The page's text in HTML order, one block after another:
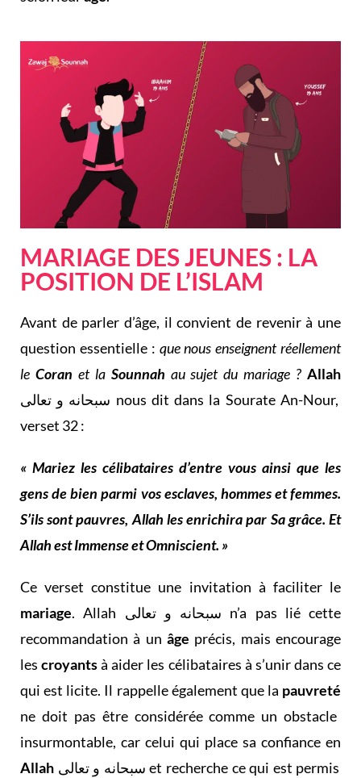
MARIAGE DES JEUNES : LA
POSITION DE L’ISLAM
Avant de parler d’âge, il convient de revenir à une
question essentielle : que nous enseignent réellement
le Coran et la Sounnah au sujet du mariage ? Allah
سبحانه و تعالى nous dit dans la Sourate An-Nour,
verset 32 :
« Mariez les célibataires d’entre vous ainsi que les
gens de bien parmi vos esclaves, hommes et femmes.
S’ils sont pauvres, Allah les enrichira par Sa grâce. Et
Allah est Immense et Omniscient. »
Ce verset constitue une invitation à faciliter le
mariage. Allah سبحانه و تعالى n’a pas lié cette
recommandation à un âge précis, mais encourage
lescroyantsà aider les célibataires à s’unir dans ce
qui est licite. Il rappelle également que la pauvreté
ne doit pas être considérée comme un obstacle
insurmontable, car celui qui place sa confiance en
Allah